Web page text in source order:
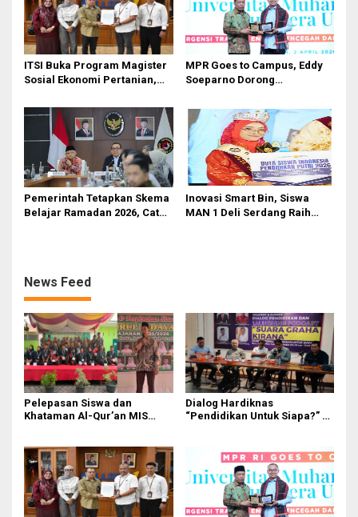
ITSI Buka Program Magister
Sosial Ekonomi Pertanian,
Masa Depan Agribisnis
Indonesia
MPR Goes to Campus, Eddy
Soeparno Dorong
Kembangkan Inovasi Energi
Terbarukan
Pemerintah Tetapkan Skema
Belajar Ramadan 2026, Catat
Inovasi Smart Bin, Siswa
MAN 1 Deli Serdang Raih
News Feed
Pelepasan Siswa dan
Khataman Al-Qur’an MIS
Dialog Hardiknas
“Pendidikan Untuk Siapa?” di